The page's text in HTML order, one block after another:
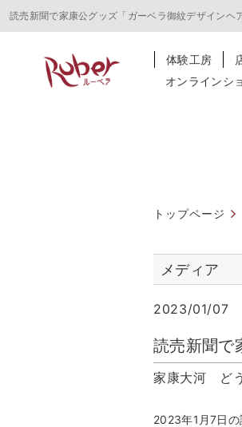
読売新聞で家康公グッズ「ガーベラ御紋デザインヘ
体験工房
オンラインシ
トップページ
メディア
2023/01/07
読売新聞で
家康大河 ど
2023年1月7日